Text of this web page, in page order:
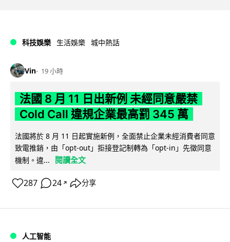
科技娛樂 生活娛樂 城中熱話
Vin 19 小時
法國 8 月 11 日出新例 未經同意嚴禁
Cold Call 違規企業最高罰 345 萬
法國將於 8 月 11 日起實施新例，全面禁止企業未經消費者同意
致電推銷，由「opt-out」拒接登記制轉為「opt-in」先徵同意
機制。違...
閱讀全文
287 24 ↗ 分享
人工智能